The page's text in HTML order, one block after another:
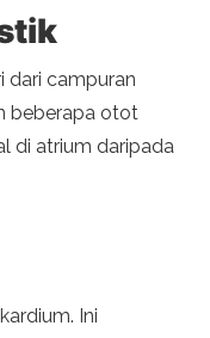
dari campuran
beberapa otot
di atrium daripada
Ini